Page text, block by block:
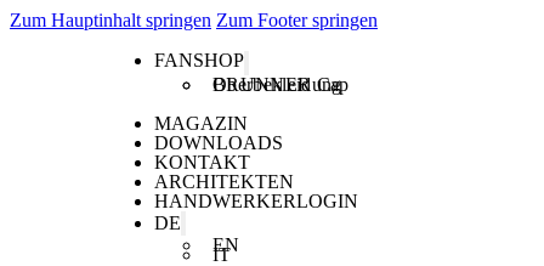
Zum Hauptinhalt springen Zum Footer springen
FANSHOP
Oberbekleidung
BRUNNER Cap
MAGAZIN
DOWNLOADS
KONTAKT
ARCHITEKTEN
HANDWERKERLOGIN
DE
EN
IT